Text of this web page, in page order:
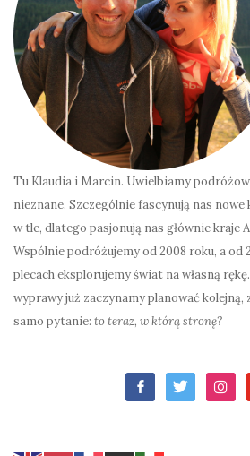
Tu Klaudia i Marcin. Uwielbiamy
nieznane. Szczególnie fascynują nas
w tle, dlatego pasjonują nas głównie kraje
Wspólnie podróżujemy od 2008 roku, a od
plecach eksplorujemy świat na własną
wyprawy już zaczynamy planować kolejną,
samo pytanie: to teraz, w którą stronę?
facebook-
alt
twitter